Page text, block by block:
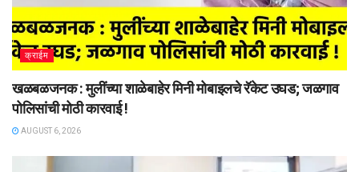
क्राईम
खळबळजनक : मुलींच्या शाळेबाहेर मिनी मोबाइलचे रॅकेट उघड; जळगाव
पोलिसांची मोठी कारवाई !
AUGUST 6, 2026